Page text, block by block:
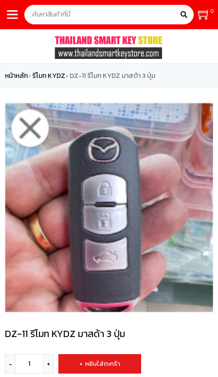
0
หน้าหลัก› รีโมท KYDZ› DZ-11 รีโมท KYDZ มาสด้า 3 ปุ่ม
DZ-11 รีโมท KYDZ มาสด้า 3 ปุ่ม
หยิบใส่ตะกร้า